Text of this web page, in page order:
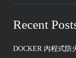
Recent
DOCKER 內程式防